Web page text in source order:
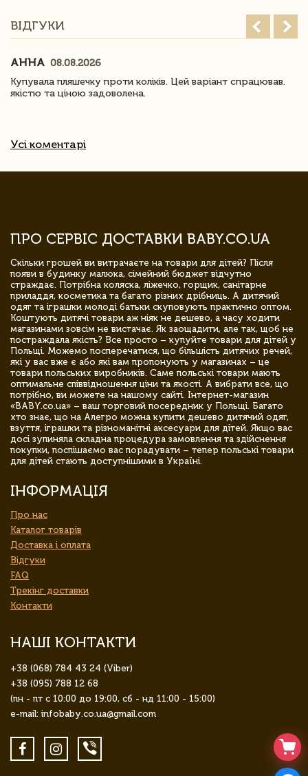
ВІДГУКИ
АННА 08.08.2026
Купувала пляшечку проти коліків. Цей варіант спрацював.
якістю та ціною задоволена.
Усі коментарі
ПРО СЕРВІС ДОСТАВКИ BABY.CO.UA
Скільки грошей ви витрачаєте на товари для дітей? Після
появи в будинку малюка, сімейний бюджет відчутно
страждає. Потрібна коляска, ліжечко, горщик, санітарне
приладдя, косметика та багато різних дрібниць. А дитячий
одяг та іграшки молоді батьки скуповують практично оптом.
Коштують дитячі товари аж ніяк не дешево, а часу ходити
магазинами зовсім не вистачає. Як заощадити, але так, щоб не
постраждала якість? Все просто – купуйте товари для дітей у
Польщі. Можемо посперечатися, що більшість дитячих речей,
які у вас вже є або які вам пропонують у магазинах – це
товари польських виробників. Саме польські товари мають
оптимальне співвідношення ціни та якості. А вибрати все, що
потрібно, ви можете на нашому сайті. Інтернет-магазин
«BABY.co.ua» – ваш торговий посередник у Польщі. Багато
хто знає, що на Алегро можна купити дешево дитячий одяг,
взуття, іграшки та різноманітні аксесуари для дітей. Якщо вас
досі зупиняла складна процедура замовлення та здійснення
покупки, поспішаємо вас порадувати – тепер польські товари
для дітей стають доступнішими в Україні.
ІНФОРМАЦІЯ
Про нас
Каталог товарів
Доставка і оплата
Відгуки
FAQ
Трекінг доставки
Контакти
НАШІ КОНТАКТИ
+38 (068) 784 43 24 (Viber)
+38 (095) 788 12 68
(пн - пт с 10:00 до 19:00, сб - нд 11:00 - 15:00)
e-mail: infobaby.co.ua@gmail.com